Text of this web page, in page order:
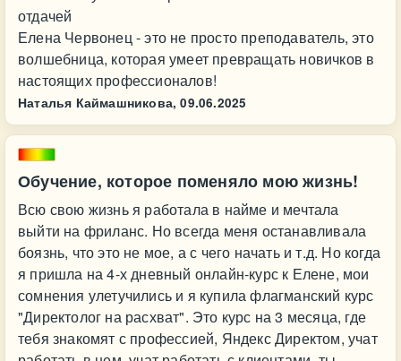
отдачей
Елена Червонец - это не просто преподаватель, это
волшебница, которая умеет превращать новичков в
настоящих профессионалов!
Наталья Каймашникова, 09.06.2025
Обучение, которое поменяло мою жизнь!
Всю свою жизнь я работала в найме и мечтала
выйти на фриланс. Но всегда меня останавливала
боязнь, что это не мое, а с чего начать и т.д. Но когда
я пришла на 4-х дневный онлайн-курс к Елене, мои
сомнения улетучились и я купила флагманский курс
"Директолог на расхват". Это курс на 3 месяца, где
тебя знакомят с профессией, Яндекс Директом, учат